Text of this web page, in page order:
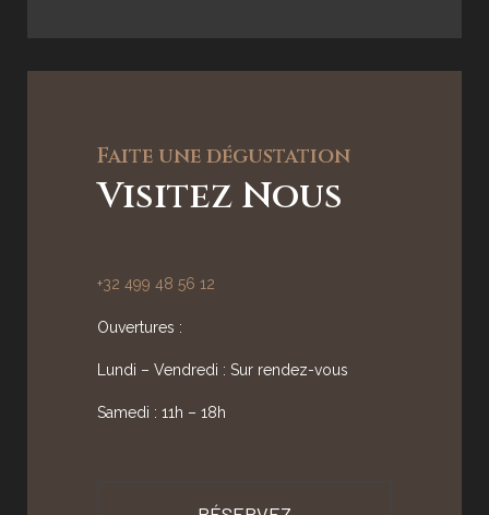
Faite une dégustation
Visitez Nous
+32 499 48 56 12
Ouvertures :
Lundi – Vendredi : Sur rendez-vous
Samedi : 11h – 18h